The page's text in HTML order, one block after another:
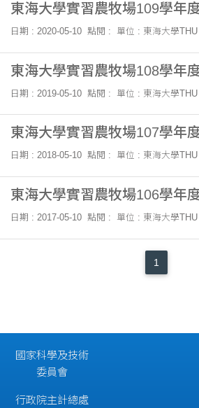
東海大學實習農牧場109學年
日期 : 2020-05-10 點閱 : 單位 : 東海大學THU
東海大學實習農牧場108學年
日期 : 2019-05-10 點閱 : 單位 : 東海大學THU
東海大學實習農牧場107學年
日期 : 2018-05-10 點閱 : 單位 : 東海大學THU
東海大學實習農牧場106學年
日期 : 2017-05-10 點閱 : 單位 : 東海大學THU
1
國家科學及技術
委員會
行政院主計總處